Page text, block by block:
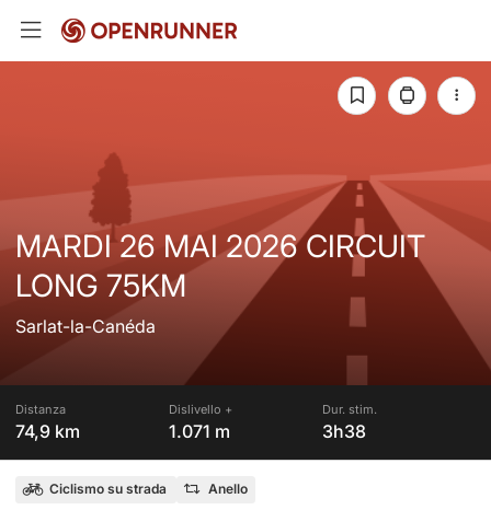
MARDI 26 MAI 2026 CIRCUIT
LONG 75KM
Sarlat-la-Canéda
Distanza
74,9 km
Dislivello +
1.071 m
Dur. stim.
3h38
Ciclismo su strada Anello